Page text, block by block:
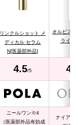
リンクルショット メ
ディカル セラム
N[医薬部外品]
オルビス
ライト
4.5/5
ニールワン※4
（医薬部外品有効成
ナイアシ